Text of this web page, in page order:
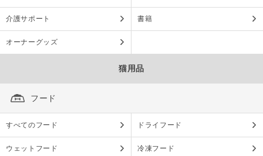
介護サポート 書籍
オーナーグッズ
猫用品
フード
すべてのフード ドライフード
ウェットフード 冷凍フード